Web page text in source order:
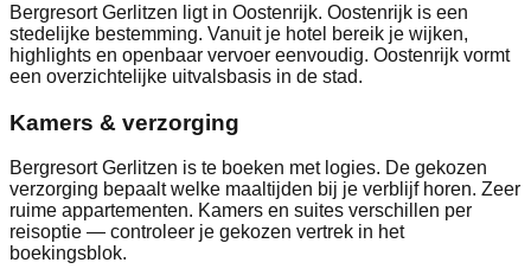
Bergresort Gerlitzen ligt in Oostenrijk. Oostenrijk is een
stedelijke bestemming. Vanuit je hotel bereik je wijken,
highlights en openbaar vervoer eenvoudig. Oostenrijk vormt
een overzichtelijke uitvalsbasis in de stad.
Kamers & verzorging
Bergresort Gerlitzen is te boeken met logies. De gekozen
verzorging bepaalt welke maaltijden bij je verblijf horen. Zeer
ruime appartementen. Kamers en suites verschillen per
reisoptie — controleer je gekozen vertrek in het
boekingsblok.